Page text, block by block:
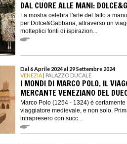
DAL CUORE ALLE MANI:
La mostra celebra l'arte del fatto a
per Dolce&Gabbana, attraverso un
molteplici fonti di ispirazion...
Dal 6 Aprile 2024 al 29 Settembre 2024
VENEZIA | PALAZZO DUCALE
I MONDI DI MARCO POLO. IL
MERCANTE VENEZIANO DEL
Marco Polo (1254 - 1324) è
viaggiatore medievale, e non solo.
intrapresero con succ...